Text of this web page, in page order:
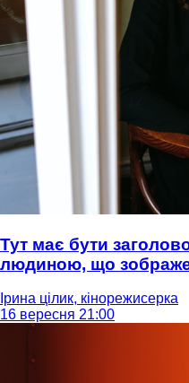
Тут має бути
людиною, що
Ірина цілик, кінорежисерка
16 вересня 21:00